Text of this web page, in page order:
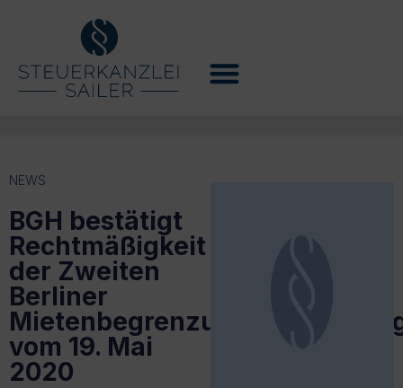
NEWS
BGH bestätigt
Rechtmäßigkeit
der Zweiten
Berliner
vom 19. Mai
2020